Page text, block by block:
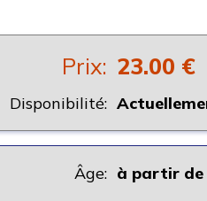
Prix: 23.00 €
Disponibilité:
Âge: à partir de